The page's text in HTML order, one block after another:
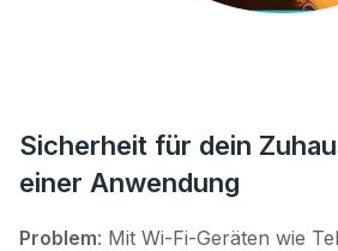
Sicherheit für dein
einer Anwendung
Problem: Mit Wi-Fi-Geräten wie